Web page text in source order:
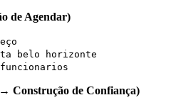
de Agendar)
belo horizonte
Construção de Confiança)